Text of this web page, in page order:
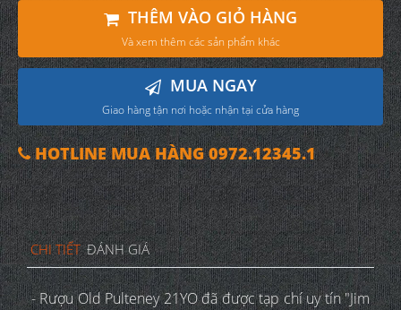
THÊM VÀO GIỎ HÀNG
Và xem thêm các sản phẩm khác
MUA NGAY
Giao hàng tận nơi hoặc nhận tại cửa hàng
HOTLINE MUA HÀNG 0972.12345.1
CHI TIẾT ĐÁNH GIÁ
- Rượu Old Pulteney 21YO đã được tạp chí uy tín "Jim